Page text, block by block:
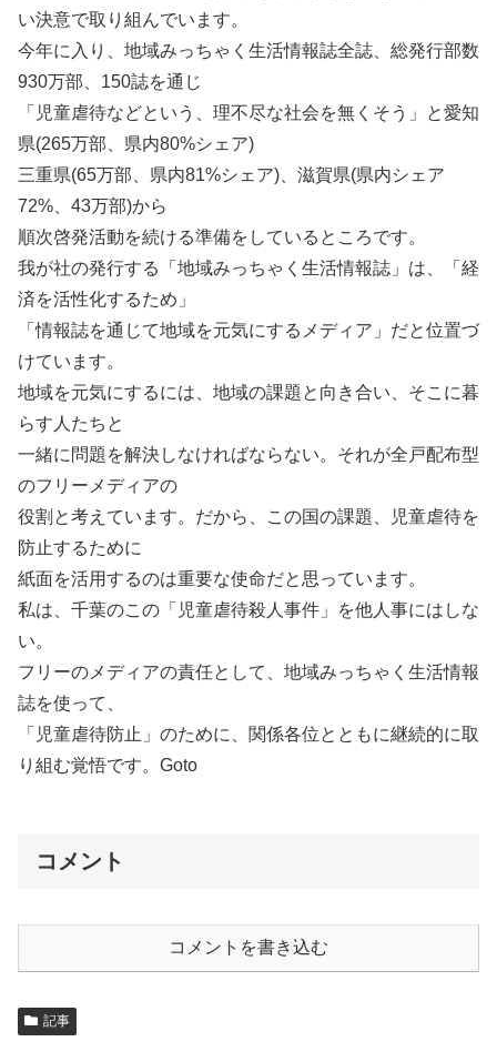
い決意で取り組んでいます。
今年に入り、地域みっちゃく生活情報誌全誌、総発行部数
930万部、150誌を通じ
「児童虐待などという、理不尽な社会を無くそう」と愛知
県(265万部、県内80%シェア)
三重県(65万部、県内81%シェア)、滋賀県(県内シェア
72%、43万部)から
順次啓発活動を続ける準備をしているところです。
我が社の発行する「地域みっちゃく生活情報誌」は、「経
済を活性化するため」
「情報誌を通じて地域を元気にするメディア」だと位置づ
けています。
地域を元気にするには、地域の課題と向き合い、そこに暮
らす人たちと
一緒に問題を解決しなければならない。それが全戸配布型
のフリーメディアの
役割と考えています。だから、この国の課題、児童虐待を
防止するために
紙面を活用するのは重要な使命だと思っています。
私は、千葉のこの「児童虐待殺人事件」を他人事にはしな
い。
フリーのメディアの責任として、地域みっちゃく生活情報
誌を使って、
「児童虐待防止」のために、関係各位とともに継続的に取
り組む覚悟です。Goto
コメント
コメントを書き込む
記事